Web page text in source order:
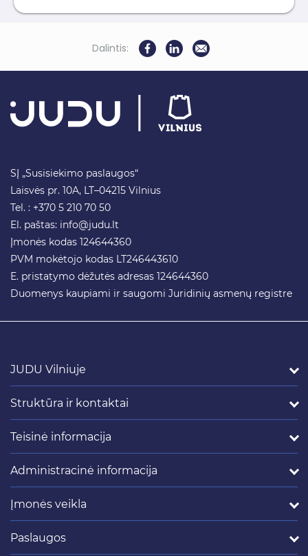
Dalintis:
SĮ „Susisiekimo paslaugos“
Laisvės pr. 10A, LT–04215 Vilnius
Tel. : +370 5 210 70 50
El. paštas: info@judu.lt
Įmonės kodas 124644360
PVM mokėtojo kodas LT246443610
E. pristatymo dėžutės adresas 124644360
Duomenys kaupiami ir saugomi Juridinių asmenų registre
JUDU Vilniuje
Struktūra ir kontaktai
Teisinė informacija
Administracinė informacija
Įmonės veikla
Paslaugos